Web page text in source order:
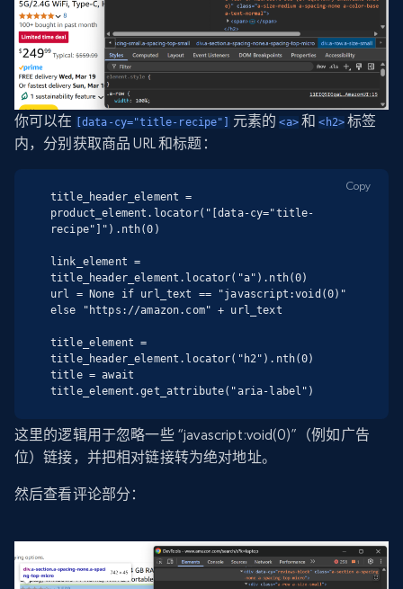
你可以在 [data-cy="title-recipe"] 元素的<a>和<h2> 标签
内，分别获取商品 URL 和标题：
title_header_element =
product_element.locator("[data-cy="title-
recipe"]").nth(0)
link_element =
title_header_element.locator("a").nth(0)
url = None if url_text == "javascript:void(0)"
else "https://amazon.com" + url_text
title_element =
title_header_element.locator("h2").nth(0)
title = await
title_element.get_attribute("aria-label")
Copy
这里的逻辑用于忽略一些 “javascript:void(0)”（例如广告
位）链接，并把相对链接转为绝对地址。
然后查看评论部分：